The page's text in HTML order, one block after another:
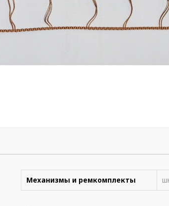
Механизмы и ремкомплекты